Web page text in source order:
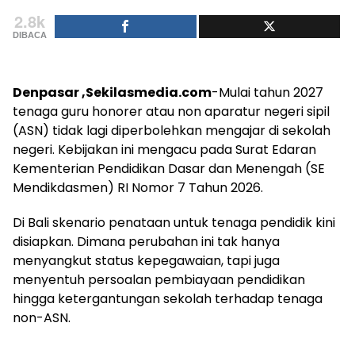
2.8k
DIBACA
Denpasar ,Sekilasmedia.com-Mulai tahun 2027
tenaga guru honorer atau non aparatur negeri sipil
(ASN) tidak lagi diperbolehkan mengajar di sekolah
negeri. Kebijakan ini mengacu pada Surat Edaran
Kementerian Pendidikan Dasar dan Menengah (SE
Mendikdasmen) RI Nomor 7 Tahun 2026.
Di Bali skenario penataan untuk tenaga pendidik kini
disiapkan. Dimana perubahan ini tak hanya
menyangkut status kepegawaian, tapi juga
menyentuh persoalan pembiayaan pendidikan
hingga ketergantungan sekolah terhadap tenaga
non-ASN.